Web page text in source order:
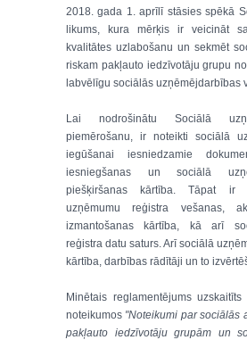
2018. gada 1. aprīlī stāsies spēkā
likums, kura mērķis ir veicināt
kvalitātes uzlabošanu un sekmēt
riskam pakļauto iedzīvotāju grupu
labvēlīgu sociālās uzņēmējdarbības
Lai nodrošinātu Sociālā
piemērošanu, ir noteikti sociālā
iegūšanai iesniedzamie
iesniegšanas un sociālā
piešķiršanas kārtība. Tāpat ir
uzņēmumu reģistra vešanas,
izmantošanas kārtība, kā arī
reģistra datu saturs. Arī sociālā
kārtība, darbības rādītāji un to
Minētais reglamentējums
noteikumos "Noteikumi par sociālās
pakļauto iedzīvotāju grupām un